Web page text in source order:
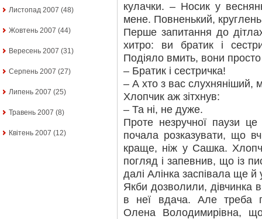
Листопад 2007 (48)
Жовтень 2007 (44)
Вересень 2007 (31)
Серпень 2007 (27)
Липень 2007 (25)
Травень 2007 (8)
Квітень 2007 (12)
кулачки. – Носик у
мене. Повненький,
Перше запитання до
хитро: ви братик і
Подіяло вмить, вони
– Братик і сестричка!
– А хто з вас слухняніший,
Хлопчик аж зітхнув:
– Та ні, не дуже.
Проте незручної паузи це
почала розказувати, що
краще, ніж у Сашка.
погляд і запевнив, що із
далі Алінка заспівала ще й
Якби дозволили, дівчинка
в неї вдача. Але треба
Олена Володимирівна, що